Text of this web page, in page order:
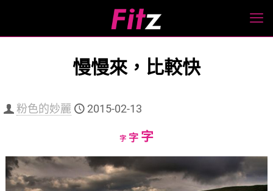
慢慢來，比較快
粉色的妙麗 2015-02-13
字Decrease
size.
字Reset
字Increase
size.